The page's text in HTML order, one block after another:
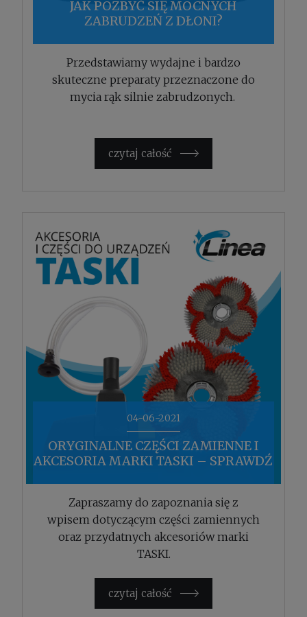
JAK POZBYĆ SIĘ MOCNYCH
ZABRUDZEŃ Z DŁONI?
Przedstawiamy wydajne i bardzo
skuteczne preparaty przeznaczone do
mycia rąk silnie zabrudzonych.
czytaj całość »
ORYGINALNE CZĘŚCI ZAMIENNE I
AKCESORIA MARKI TASKI – SPRAWDŹ
04-06-2021
Zapraszamy do zapoznania się z
wpisem dotyczącym części zamiennych
oraz przydatnych akcesoriów marki
TASKI.
czytaj całość »